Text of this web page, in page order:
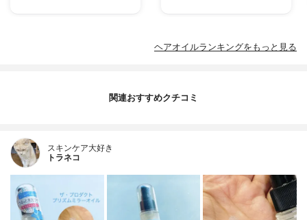
ヘアオイルランキングをもっと見る
関連おすすめクチコミ
スキンケア大好き
トラネコ